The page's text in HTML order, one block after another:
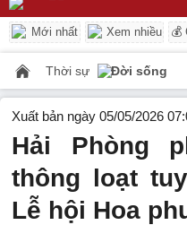
Mới nhất Xem nhiều 💰
Thời sự Đời sống
Xuất bản ngày 05/05/2026
Hải Phòng
thông loạt
Lễ hội Hoa